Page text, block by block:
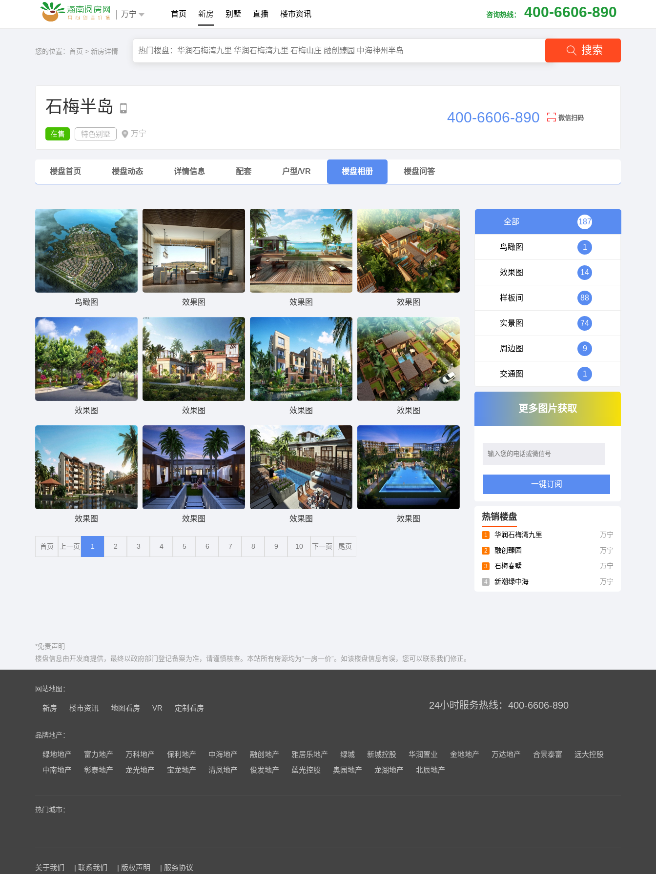
万宁 首页 新房 别墅 直播 楼市资讯 咨询热线： 400-6606-890
搜索
您的位置： 首页 > 新房详情
石梅半岛
在售 特色别墅 万宁
400-6606-890 微信扫码
楼盘首页 楼盘动态 详情信息 配套 户型/VR 楼盘相册 楼盘问答
鸟瞰图 效果图 效果图 效果图
效果图 效果图 效果图 效果图
效果图 效果图 效果图 效果图
首页 上一页 1 2 3 4 5 6 7 8 9 10 下一页 尾页
全部 187
鸟瞰图 1
效果图 14
样板间 88
实景图 74
周边图 9
交通图 1
更多图片获取
一键订阅
热销楼盘
1 华润石梅湾九里 万宁
2 融创臻园 万宁
3 石梅春墅 万宁
4 新潮绿中海 万宁
*免责声明
楼盘信息由开发商提供，最终以政府部门登记备案为准，请谨慎核查。本站所有房源均为“一房一价”。如该楼盘信息有误，您可以联系我们修正。
网站地图：
新房 楼市资讯 地图看房 VR 定制看房 24小时服务热线：400-6606-890
品牌地产：
绿地地产 富力地产 万科地产 保利地产 中海地产 融创地产 雅居乐地产 绿城 新城控股 华润置业 金地地产 万达地产 合景泰富
远大控股
中南地产
彰泰地产 龙光地产 宝龙地产 清凤地产 俊发地产 蓝光控股 奥园地产 龙湖地产 北辰地产
热门城市：
关于我们 | 联系我们 | 版权声明 | 服务协议